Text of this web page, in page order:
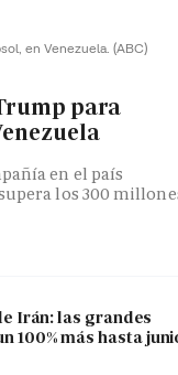
en Venezuela. (ABC)
para
en el país
los 300
Irán: las grandes
100% más hasta